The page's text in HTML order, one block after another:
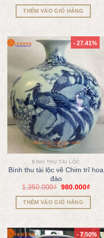
THÊM VÀO GIỎ HÀNG
- 27.41%
BÌNH THU TÀI LỘC
Bình thu tài lộc vẽ Chim trĩ hoa
đào
1.350.000₫ 980.000₫
THÊM VÀO GIỎ HÀNG
- 7.50%